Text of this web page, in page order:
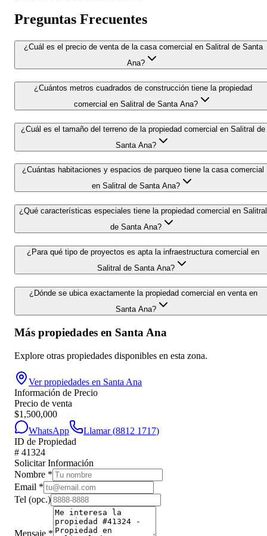
Preguntas Frecuentes
¿Cuál es el precio de venta de la casa comercial en Salitral de Santa
Ana?
¿Cuántos metros cuadrados de construcción tiene la propiedad
comercial en Salitral de Santa Ana?
¿Cuál es el tamaño del terreno de la propiedad comercial en Salitral de
Santa Ana?
¿Cuántas habitaciones y espacios de parqueo tiene la casa comercial
en Salitral de Santa Ana?
¿Qué características especiales tiene la propiedad comercial en Salitral
de Santa Ana?
¿Para qué tipo de proyectos es apta la infraestructura comercial en
Salitral de Santa Ana?
¿Dónde se ubica exactamente la propiedad comercial en venta en
Santa Ana?
Más propiedades en Santa Ana
Explore otras propiedades disponibles en esta zona.
Ver propiedades en Santa Ana
Información de Precio
Precio de venta
$1,500,000
WhatsApp
Llamar (8812 1717)
ID de Propiedad
# 41324
Solicitar Información
Nombre *
Email *
Tel (opc.)
Mensaje *